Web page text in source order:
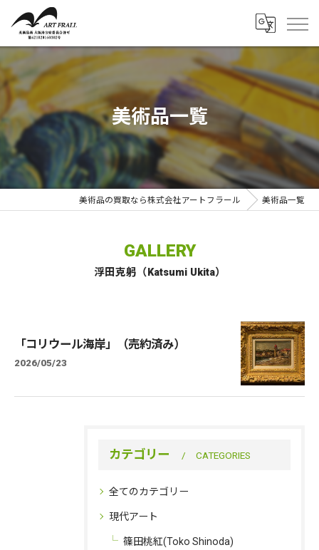
美術品一覧
美術品の買取なら株式会社アートフラール 美術品一覧
GALLERY
浮田克躬（Katsumi Ukita）
「コリウール海岸」（売約済み）
2026/05/23
カテゴリー CATEGORIES
全てのカテゴリー
現代アート
篠田桃紅(Toko Shinoda)